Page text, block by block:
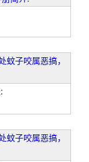
蚊子咬属恶搞，
蚊子咬属恶搞，